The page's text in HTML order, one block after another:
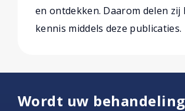
en ontdekken. Daarom delen zij
kennis middels deze publicaties.
Wordt uw behandeling